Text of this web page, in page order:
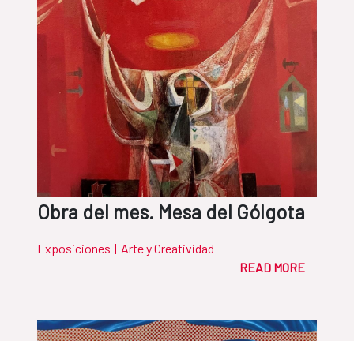
Obra del mes. Mesa del Gólgota
Exposiciones | Arte y Creatividad
READ MORE